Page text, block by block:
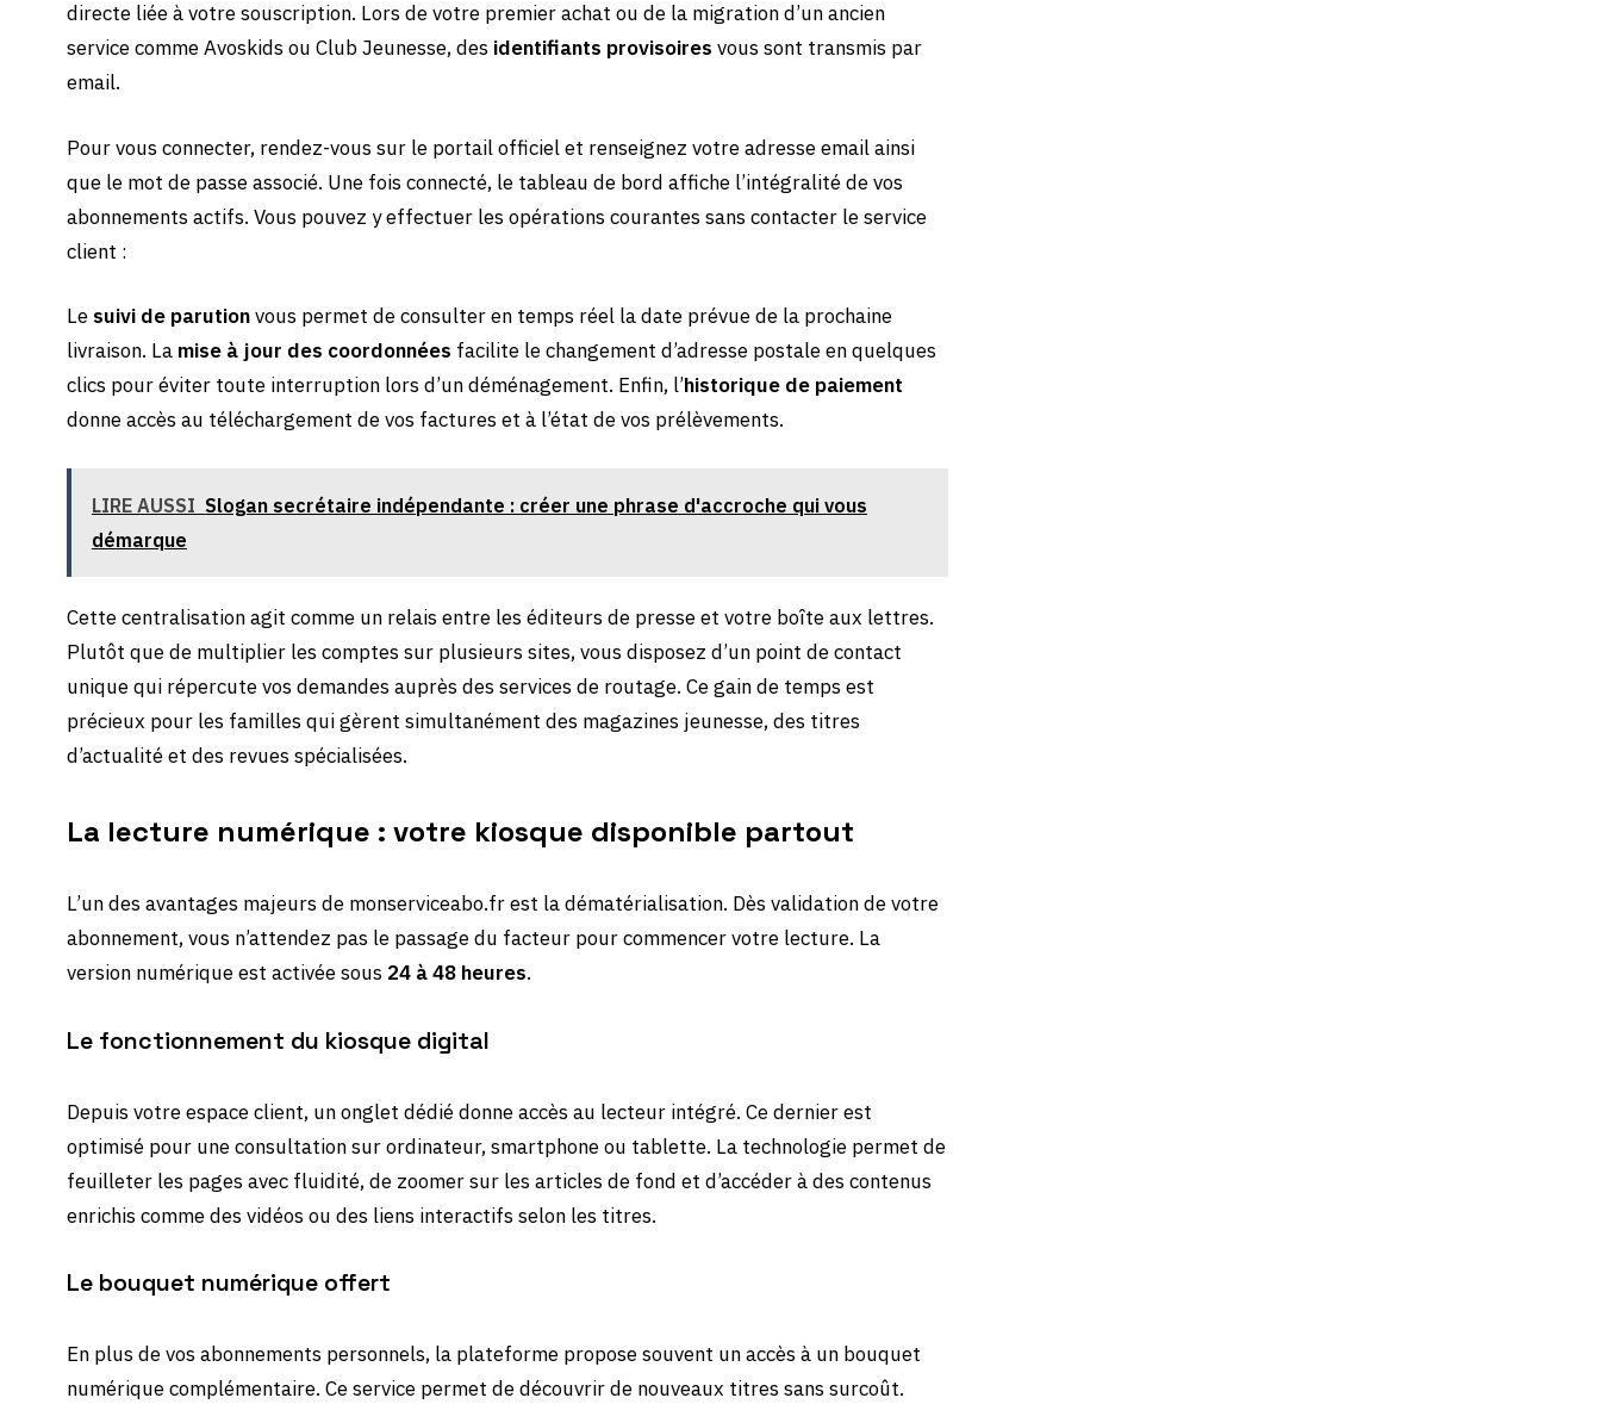
directe liée à votre souscription. Lors de votre premier achat ou de la migration d’un ancien
service comme Avoskids ou Club Jeunesse, des identifiants provisoires vous sont transmis par
email.
Pour vous connecter, rendez-vous sur le portail officiel et renseignez votre adresse email ainsi
que le mot de passe associé. Une fois connecté, le tableau de bord affiche l’intégralité de vos
abonnements actifs. Vous pouvez y effectuer les opérations courantes sans contacter le service
client :
Le suivi de parutionvous permet de consulter en temps réel la date prévue de la prochaine
livraison. La mise à jour des coordonnées facilite le changement d’adresse postale en quelques
clics pour éviter toute interruption lors d’un déménagement. Enfin, l’historique de paiement
donne accès au téléchargement de vos factures et à l’état de vos prélèvements.
LIRE AUSSI Slogan secrétaire indépendante : créer une phrase d'accroche qui vous
démarque
Cette centralisation agit comme un relais entre les éditeurs de presse et votre boîte aux lettres.
Plutôt que de multiplier les comptes sur plusieurs sites, vous disposez d’un point de contact
unique qui répercute vos demandes auprès des services de routage. Ce gain de temps est
précieux pour les familles qui gèrent simultanément des magazines jeunesse, des titres
d’actualité et des revues spécialisées.
La lecture numérique : votre kiosque disponible partout
L’un des avantages majeurs de monserviceabo.fr est la dématérialisation. Dès validation de votre
abonnement, vous n’attendez pas le passage du facteur pour commencer votre lecture. La
version numérique est activée sous 24 à 48 heures.
Le fonctionnement du kiosque digital
Depuis votre espace client, un onglet dédié donne accès au lecteur intégré. Ce dernier est
optimisé pour une consultation sur ordinateur, smartphone ou tablette. La technologie permet de
feuilleter les pages avec fluidité, de zoomer sur les articles de fond et d’accéder à des contenus
enrichis comme des vidéos ou des liens interactifs selon les titres.
Le bouquet numérique offert
En plus de vos abonnements personnels, la plateforme propose souvent un accès à un bouquet
numérique complémentaire. Ce service permet de découvrir de nouveaux titres sans surcoût.